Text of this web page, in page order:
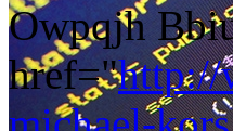
Owpqjh
href="http://